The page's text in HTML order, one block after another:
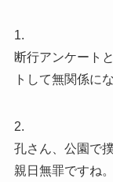
1.
断行アンケート
トして無関係に
2.
孔さん、公園で
親日無罪ですね。